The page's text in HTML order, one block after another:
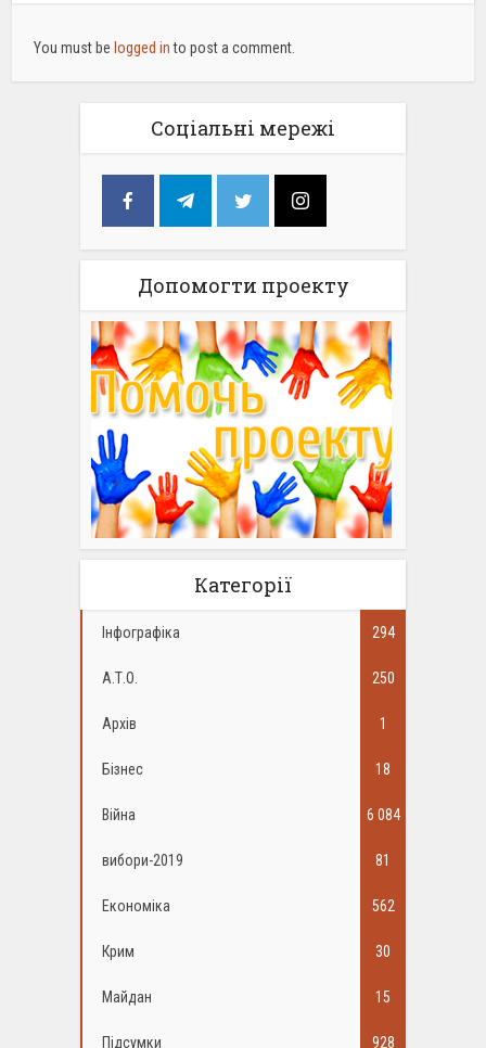
You must belogged into post a comment.
Соціальні мережі
Допомогти проекту
Категорії
Інфографіка 294
А.Т.О. 250
Архів 1
Бізнес 18
Війна 6 084
вибори-2019 81
Економіка 562
Крим 30
Майдан 15
Підсумки 928